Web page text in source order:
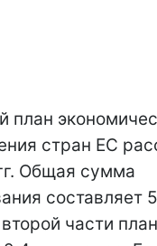
план
стран ЕС
Общая сумма
составляет
части